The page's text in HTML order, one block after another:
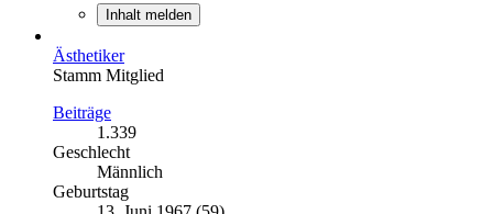
Inhalt melden
Ästhetiker
Stamm Mitglied
Beiträge
1.339
Geschlecht
Männlich
Geburtstag